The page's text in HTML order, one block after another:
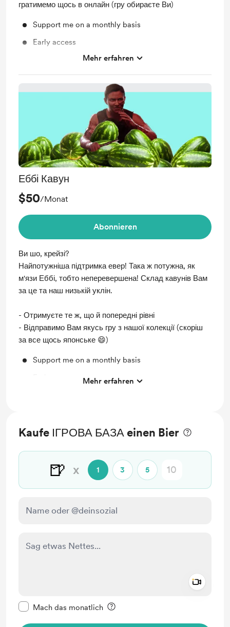
гратимемо щось в онлайн (гру обираєте Ви)
Support me on a monthly basis
Early access
Unlock exclusive posts and messages
Voting
PSN-party
Mehr erfahren
Еббі Кавун
$50/Monat
Abonnieren
Ви шо, крейзі?
Найпотужніша підтримка евер! Така ж потужна, як
м'язи Еббі, тобто неперевершена! Склад кавунів Вам
за це та наш низькій уклін.
- Отримуєте те ж, що й попередні рівні
- Відправимо Вам якусь гру з нашої колекції (скоріш
за все щось японське 😄)
Support me on a monthly basis
PSN-party
Mehr erfahren
Kaufe ІГРОВА БАЗА einen Bier
🍺 x 1 3 5
Mach das monatlich